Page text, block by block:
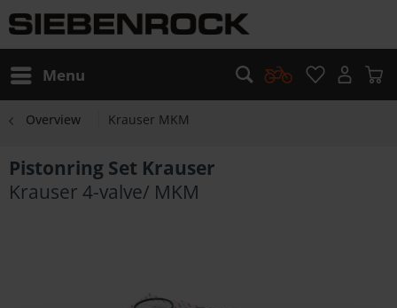
Menu
Overview Krauser MKM
Pistonring Set Krauser
Krauser 4-valve/ MKM